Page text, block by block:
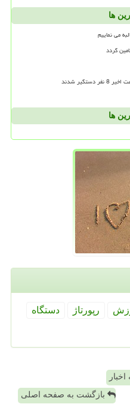
ها
می نماییم
گردد
ها
رپورتاژ
دستگاه
بازگشت به صفحه اصلی